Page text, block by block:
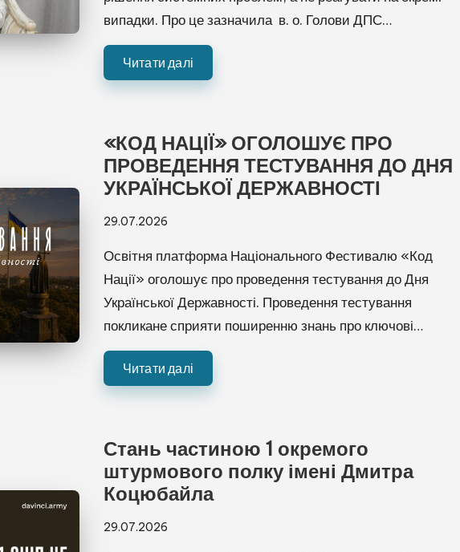
випадки. Про це зазначила в. о. Голови ДПС…
Читати далі
«КОД НАЦІЇ» ОГОЛОШУЄ ПРО
ПРОВЕДЕННЯ ТЕСТУВАННЯ ДО ДНЯ
УКРАЇНСЬКОЇ ДЕРЖАВНОСТІ
29.07.2026
Освітня платформа Національного Фестивалю «Код
Нації» оголошує про проведення тестування до Дня
Української Державності. Проведення тестування
покликане сприяти поширенню знань про ключові…
Читати далі
Стань частиною 1 окремого
штурмового полку імені Дмитра
Коцюбайла
29.07.2026